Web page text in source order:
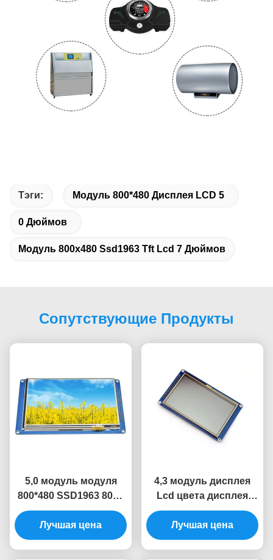
Тэги: Модуль 800*480 Дисплея LCD 5
0 Дюймов
Модуль 800x480 Ssd1963 Tft Lcd 7 Дюймов
Сопутствующие Продукты
5,0 модуль модуля
800*480 SSD1963 8080
LCD TFT дисплея LCD
дюйма
Лучшая цена
4,3 модуль дисплея
Lcd цвета дисплея
SSD1963 модуля
480x272 Tft Lcd
дисплея LCD дюйма
Лучшая цена